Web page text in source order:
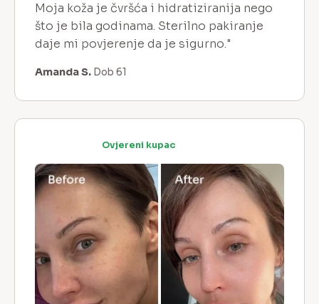
Moja koža je čvršća i hidratiziranija nego
što je bila godinama. Sterilno pakiranje
daje mi povjerenje da je sigurno."
Amanda S. Dob 61
Ovjereni kupac